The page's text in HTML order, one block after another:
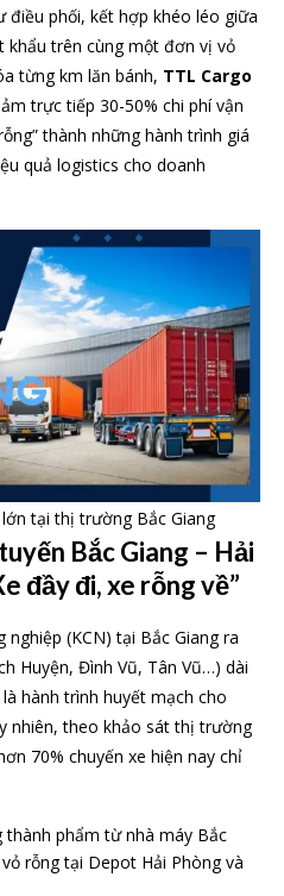
phối, kết hợp khéo léo giữa
khẩu trên cùng một đơn vị vỏ
từng km lăn bánh, TTL Cargo
trực tiếp 30-50% chi phí vận
thành những hành trình giá
quả logistics cho doanh
tại thị trường Bắc Giang
Bắc Giang – Hải
đầy đi, xe rỗng về”
(KCN) tại Bắc Giang ra
Huyện, Đình Vũ, Tân Vũ…) dài
hành trình huyết mạch cho
nhiên, theo khảo sát thị trường
70% chuyến xe hiện nay chỉ
thành phẩm từ nhà máy Bắc
rỗng tại Depot Hải Phòng và